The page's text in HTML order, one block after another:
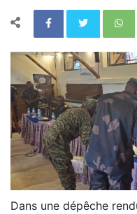
Dans une dépêche